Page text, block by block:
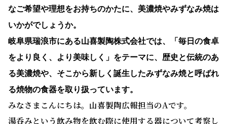
なご希望や理想をお持ちのかたに、美濃焼やみずなみ焼は
いかがでしょうか。
岐阜県瑞浪市にある山喜製陶株式会社では、「毎日の食卓
をより良く、より美味しく」をテーマに、歴史と伝統のあ
る美濃焼や、そこから新しく誕生したみずなみ焼と呼ばれ
る焼物の食器を取り扱っています。
みなさまこんにちは。山喜製陶広報担当のAです。
湯呑みという飲み物を飲む際に使用する器について考察し